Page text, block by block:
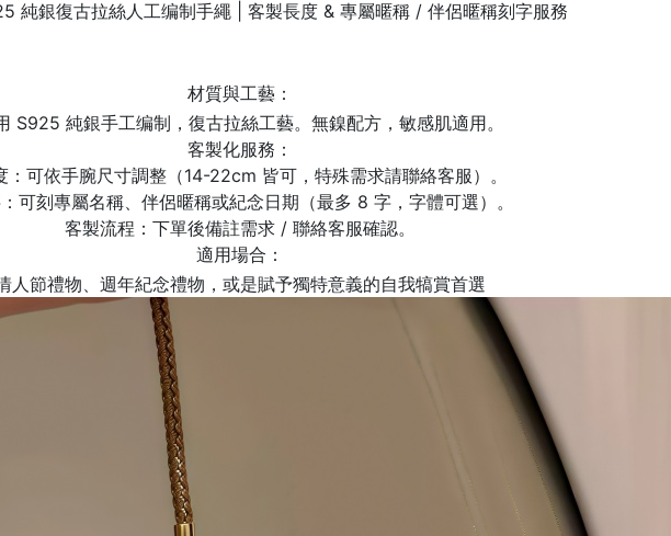
純銀復古拉絲人工编制手繩 | 客製長度 & 專屬暱稱 / 伴侶暱稱刻字服務
材質與工藝 ：
S925 純銀手工编制，復古拉絲工藝。無鎳配方，敏感肌適用。
客製化服務 ：
：可依手腕尺寸調整（14-22cm 皆可，特殊需求請聯絡客服）。
：可刻專屬名稱、伴侶暱稱或紀念日期（最多 8 字，字體可選）。
客製流程 ：下單後備註需求 / 聯絡客服確認。
適用場合 ：
人節禮物、週年紀念禮物，或是賦予獨特意義的自我犒賞首選